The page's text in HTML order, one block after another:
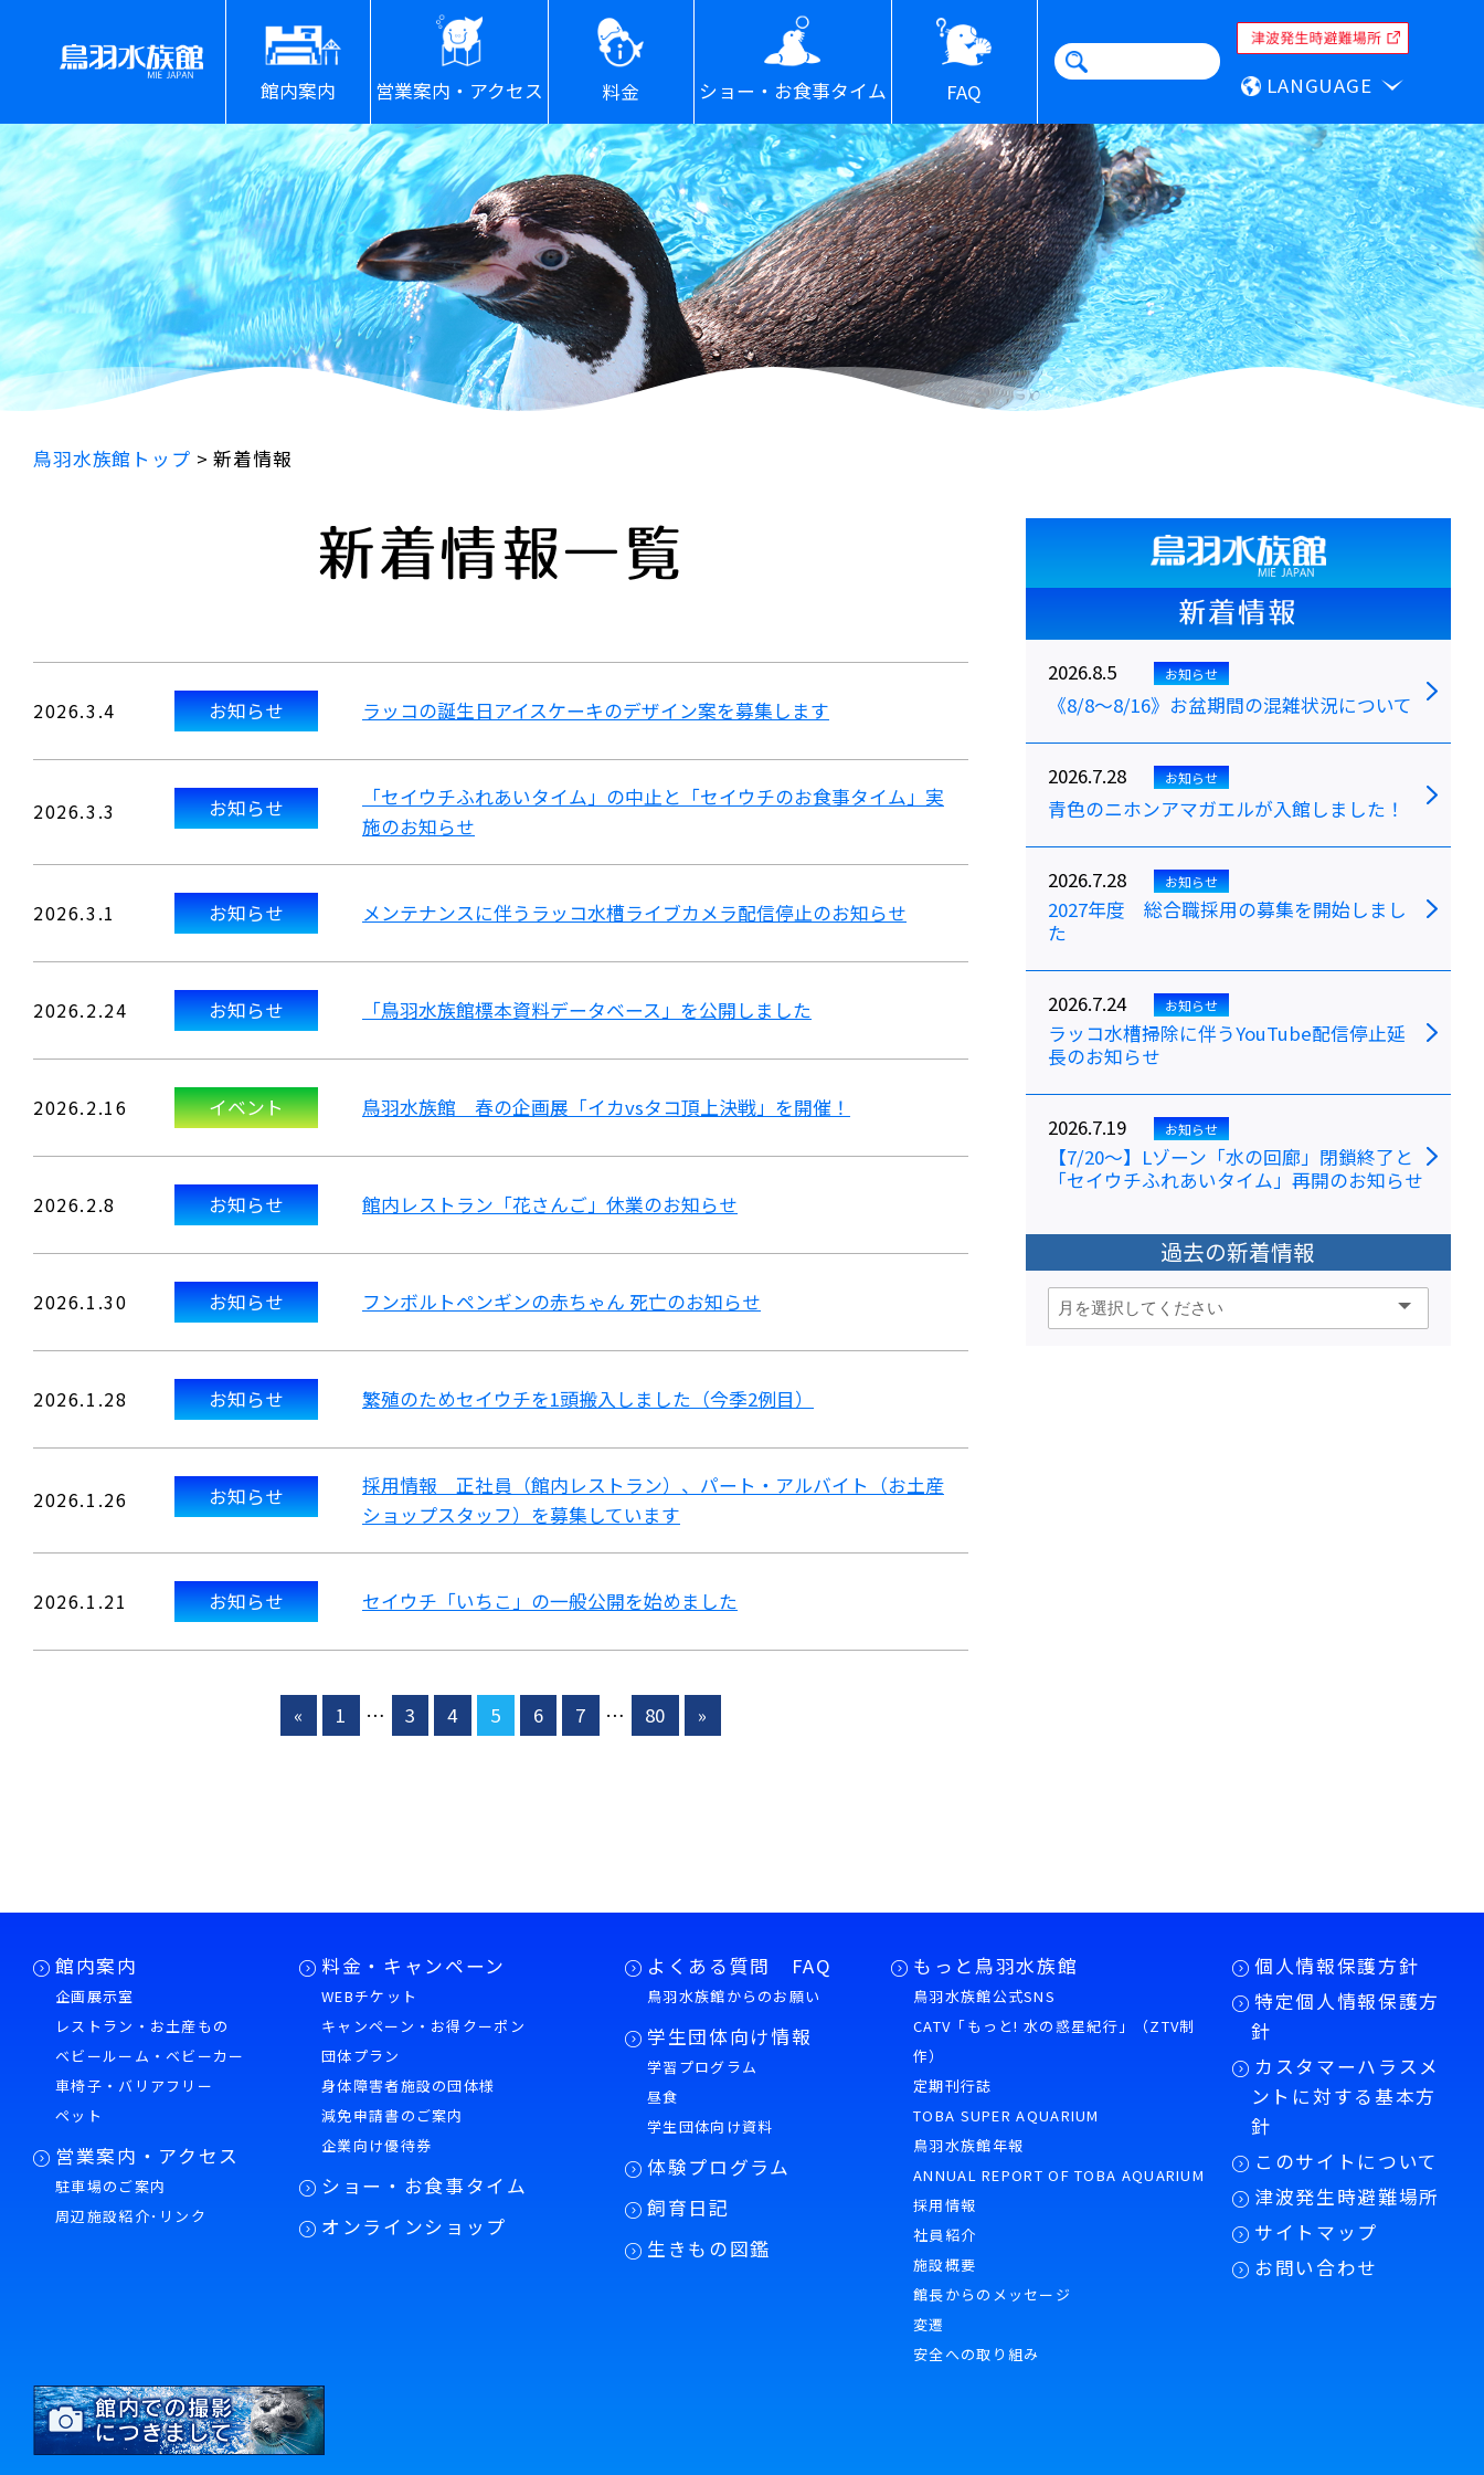
館内案内 営業案内・アクセス 料金 ショー・お食事タイム FAQ LANGUAGE
鳥羽水族館トップ >新着情報
新着情報一覧
2026.3.4 お知らせ ラッコの誕生日アイスケーキのデザイン案を募集します
2026.3.3 お知らせ
「セイウチふれあいタイム」の中止と「セイウチのお食事タイム」実
施のお知らせ
2026.3.1 お知らせ メンテナンスに伴うラッコ水槽ライブカメラ配信停止のお知らせ
2026.2.24 お知らせ 「鳥羽水族館標本資料データベース」を公開しました
2026.2.16 イベント 鳥羽水族館 春の企画展「イカvsタコ頂上決戦」を開催！
2026.2.8 お知らせ 館内レストラン「花さんご」休業のお知らせ
2026.1.30 お知らせ フンボルトペンギンの赤ちゃん 死亡のお知らせ
2026.1.28 お知らせ 繁殖のためセイウチを1頭搬入しました（今季2例目）
2026.1.26 お知らせ
採用情報 正社員（館内レストラン）、パート・アルバイト（お土産
ショップスタッフ）を募集しています
2026.1.21 お知らせ セイウチ「いちこ」の一般公開を始めました
« 1 … 3 4 5 6 7 … 80 »
新着情報
2026.8.5 お知らせ
《8/8～8/16》お盆期間の混雑状況について
2026.7.28 お知らせ
青色のニホンアマガエルが入館しました！
2026.7.28 お知らせ
2027年度 総合職採用の募集を開始しまし
た
2026.7.24 お知らせ
ラッコ水槽掃除に伴うYouTube配信停止延
長のお知らせ
2026.7.19 お知らせ
【7/20～】Lゾーン「水の回廊」閉鎖終了と
「セイウチふれあいタイム」再開のお知らせ
過去の新着情報
館内案内
企画展示室
レストラン・お土産もの
ベビールーム・ベビーカー
車椅子・バリアフリー
ペット
営業案内・アクセス
駐車場のご案内
周辺施設紹介･リンク
料金・キャンペーン
WEBチケット
キャンペーン・お得クーポン
団体プラン
身体障害者施設の団体様
減免申請書のご案内
企業向け優待券
ショー・お食事タイム
オンラインショップ
よくある質問 FAQ
鳥羽水族館からのお願い
学生団体向け情報
学習プログラム
昼食
学生団体向け資料
体験プログラム
飼育日記
生きもの図鑑
もっと鳥羽水族館
鳥羽水族館公式SNS
CATV「もっと! 水の惑星紀行」（ZTV制
作）
定期刊行誌
TOBA SUPER AQUARIUM
鳥羽水族館年報
ANNUAL REPORT OF TOBA AQUARIUM
採用情報
社員紹介
施設概要
館長からのメッセージ
変遷
安全への取り組み
個人情報保護方針
特定個人情報保護方
針
カスタマーハラスメ
ントに対する基本方
針
このサイトについて
津波発生時避難場所
サイトマップ
お問い合わせ